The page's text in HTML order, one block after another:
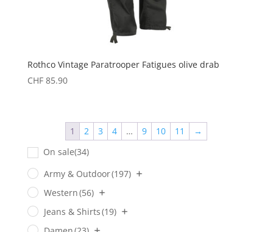
Rothco Vintage Paratrooper Fatigues olive drab
CHF85.90
1 2 3 4 … 9 10 11
→
On sale(34)
Army & Outdoor(197)
Western(56)
Jeans & Shirts(19)